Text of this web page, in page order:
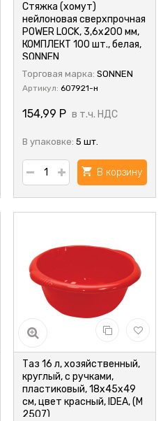
Стяжка (хомут)
нейлоновая сверхпрочная
POWER LOCK, 3,6х200 мм,
КОМПЛЕКТ 100 шт., белая,
SONNEN
Торговая марка: SONNEN
Артикул: 607921-н
154,99 Р в т.ч. НДС
В упаковке: 5 шт.
В корзину
Таз 16 л, хозяйственный,
круглый, с ручками,
пластиковый, 18х45х49
см, цвет красный, IDEA, (М
2507)